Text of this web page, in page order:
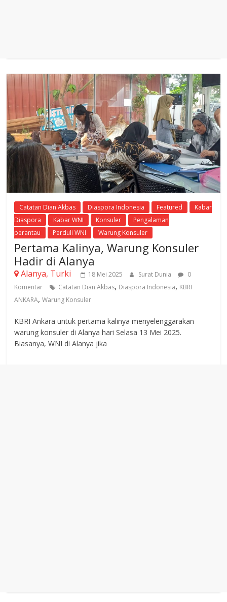
Catatan Dian Akbas Diaspora Indonesia Featured
Kabar
Diaspora
Kabar WNI Konsuler
Pengalaman
perantau
Perduli WNI Warung Konsuler
Pertama Kalinya, Warung Konsuler
Hadir di Alanya
Alanya, Turki 18 Mei 2025 Surat Dunia
0
Komentar
Catatan Dian Akbas, Diaspora Indonesia, KBRI
ANKARA,Warung Konsuler
KBRI Ankara untuk pertama kalinya menyelenggarakan
warung konsuler di Alanya hari Selasa 13 Mei 2025.
Biasanya, WNI di Alanya jika